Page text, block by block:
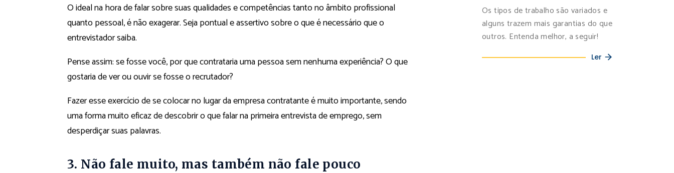
O ideal na hora de falar sobre suas qualidades e competências tanto no âmbito profissional
quanto pessoal, é não exagerar. Seja pontual e assertivo sobre o que é necessário que o
entrevistador saiba.
Pense assim: se fosse você, por que contrataria uma pessoa sem nenhuma experiência? O que
gostaria de ver ou ouvir se fosse o recrutador?
Fazer esse exercício de se colocar no lugar da empresa contratante é muito importante, sendo
uma forma muito eficaz de descobrir o que falar na primeira entrevista de emprego, sem
desperdiçar suas palavras.
3. Não fale muito, mas também não fale pouco
Os tipos de trabalho são variados e
alguns trazem mais garantias do que
outros. Entenda melhor, a seguir!
Ler